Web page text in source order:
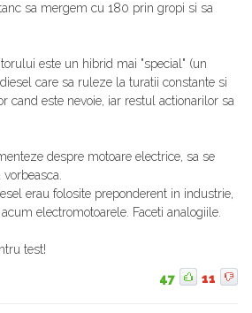
sa mergem cu 180 prin gropi si sa
este un hibrid mai "special" (un
care sa ruleze la turatii constante si
cand este nevoie, iar restul actionarilor sa
despre motoare electrice, sa se
erau folosite preponderent in industrie,
electromotoarele. Faceti analogiile.
test!
47 11